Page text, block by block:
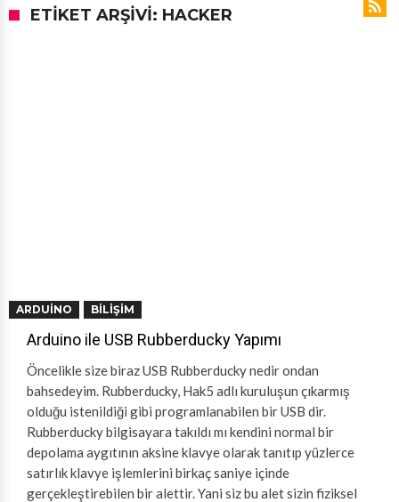
ETIKET ARŞIVI: HACKER
ARDUINO BILIŞIM
Arduino ile USB Rubberducky Yapımı
Öncelikle size biraz USB Rubberducky nedir ondan
bahsedeyim. Rubberducky, Hak5 adlı kuruluşun çıkarmış
olduğu istenildiği gibi programlanabilen bir USB dir.
Rubberducky bilgisayara takıldı mı kendini normal bir
depolama aygıtının aksine klavye olarak tanıtıp yüzlerce
satırlık klavye işlemlerini birkaç saniye içinde
gerçekleştirebilen bir alettir. Yani siz bu alet sizin fiziksel